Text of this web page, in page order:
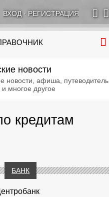
ВХОД· РЕГИСТРАЦИЯ
новости
новости, афиша, путеводитель
многое другое
кредитам
БАНК